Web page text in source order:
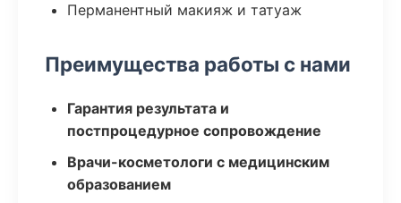
Перманентный макияж и татуаж
Преимущества работы с нами
Гарантия результата и
постпроцедурное сопровождение
Врачи-косметологи с медицинским
образованием